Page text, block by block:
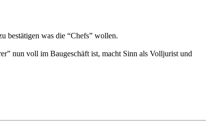
bestätigen was die “Chefs” wollen.
nun voll im Baugeschäft ist, macht Sinn als Volljurist und